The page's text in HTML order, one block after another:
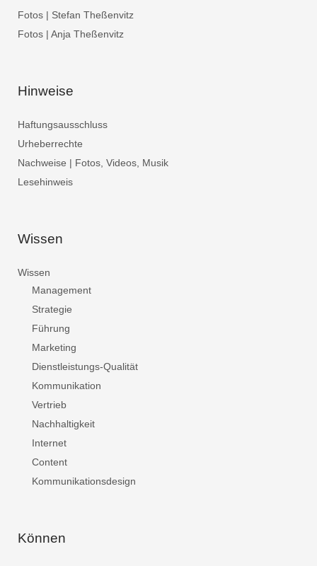
Fotos | Stefan Theßenvitz
Fotos | Anja Theßenvitz
Hinweise
Haftungsausschluss
Urheberrechte
Nachweise | Fotos, Videos, Musik
Lesehinweis
Wissen
Wissen
Management
Strategie
Führung
Marketing
Dienstleistungs-Qualität
Kommunikation
Vertrieb
Nachhaltigkeit
Internet
Content
Kommunikationsdesign
Können